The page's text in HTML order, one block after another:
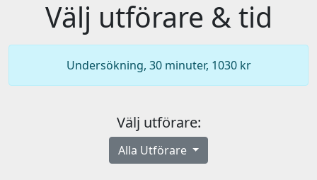
Välj utförare & tid
Undersökning, 30 minuter, 1030 kr
Välj utförare:
Alla Utförare